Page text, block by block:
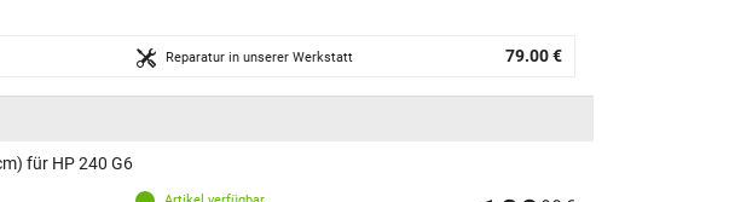
Reparatur in unserer Werkstatt 79.00 €
für HP 240 G6